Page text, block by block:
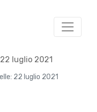
22 luglio 2021